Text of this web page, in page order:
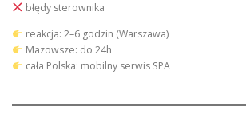
błędy sterownika
reakcja: 2–6 godzin (Warszawa)
Mazowsze: do 24h
cała Polska: mobilny serwis SPA